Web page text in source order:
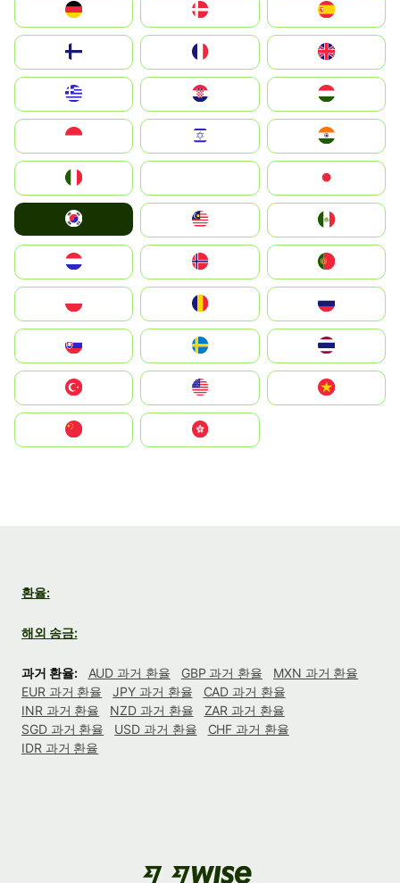
Deutschland
United Kingdom
Magyarország
South Korea
United States
中國香港特別行政區
환율:
해외 송금:
과거 환율: AUD 과거 환율 GBP 과거 환율
MXN 과거 환율
EUR 과거 환율
JPY 과거 환율
CAD 과거 환율
INR 과거 환율
NZD 과거 환율
ZAR 과거 환율
SGD 과거 환율
USD 과거 환율
CHF 과거 환율
IDR 과거 환율